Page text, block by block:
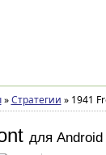
» Стратегии »1941
для Android